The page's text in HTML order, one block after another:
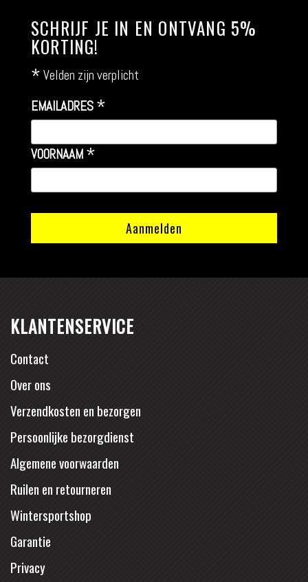
SCHRIJF JE IN EN ONTVANG 5%
KORTING!
* Velden zijn verplicht
EMAILADRES *
VOORNAAM *
KLANTENSERVICE
Contact
Over ons
Verzendkosten en bezorgen
Persoonlijke bezorgdienst
Algemene voorwaarden
Ruilen en retourneren
Wintersportshop
Garantie
Privacy